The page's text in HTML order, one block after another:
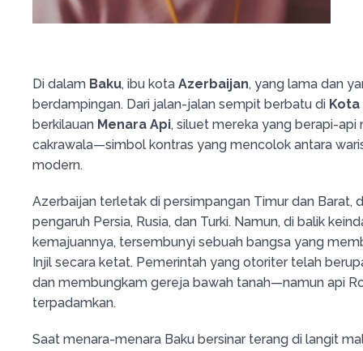
Di dalam Baku, ibu kota Azerbaijan, yang lama dan
berdampingan. Dari jalan-jalan sempit berbatu di Kota
berkilauan Menara Api, siluet mereka yang berapi-api
cakrawala—simbol kontras yang mencolok antara
modern.
Azerbaijan terletak di persimpangan Timur dan Barat,
pengaruh Persia, Rusia, dan Turki. Namun, di balik
kemajuannya, tersembunyi sebuah bangsa yang
Injil secara ketat. Pemerintah yang otoriter telah
dan membungkam gereja bawah tanah—namun api
terpadamkan.
Saat menara-menara Baku bersinar terang di langit